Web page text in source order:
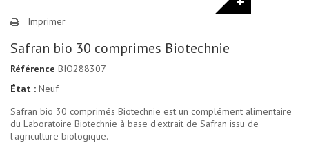
Imprimer
Safran bio 30 comprimes Biotechnie
Référence BIO288307
État : Neuf
Safran bio 30 comprimés Biotechnie est un complément alimentaire
du Laboratoire Biotechnie à base d'extrait de Safran issu de
l'agriculture biologique.